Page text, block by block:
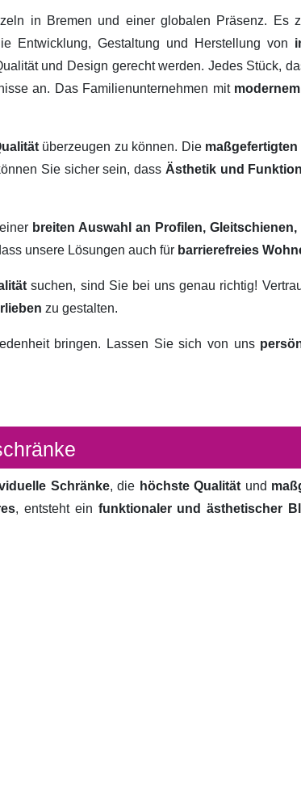
in Bremen und einer globalen Präsenz. Es
Entwicklung, Gestaltung und Herstellung von
und Design gerecht werden. Jedes Stück,
an. Das Familienunternehmen mit
überzeugen zu können. Die
Sie sicher sein, dass Ästhetik und
breiten Auswahl an Profilen,
unsere Lösungen auch für barrierefreies
suchen, sind Sie bei uns genau richtig!
zu gestalten.
bringen. Lassen Sie sich von uns
Schränke, die höchste Qualität und
, entsteht ein funktionaler und ästhetischer